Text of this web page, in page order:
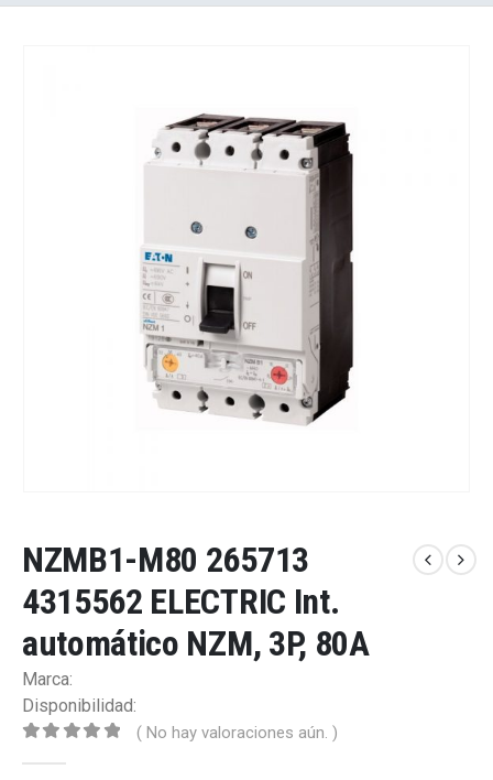
NZMB1-M80 265713
4315562 ELECTRIC Int.
automático NZM, 3P, 80A
Marca:
Disponibilidad:
( No hay valoraciones aún. )